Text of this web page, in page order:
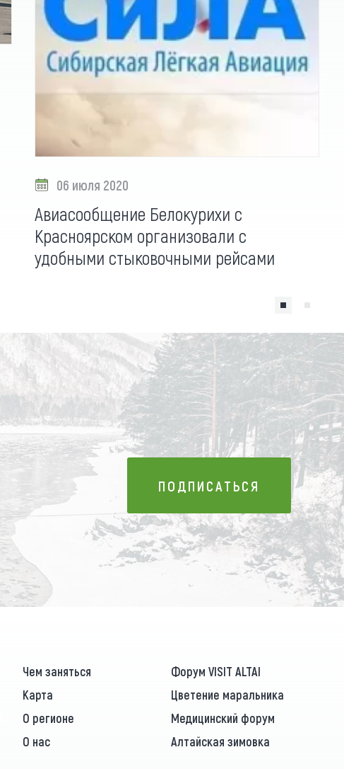
06 июля 2020
Авиасообщение Белокурихи с
Красноярском организовали с
удобными стыковочными рейсами
ПОДПИСАТЬСЯ
ПОДПИСАТЬСЯ
Чем заняться
Форум VISIT ALTAI
Карта
Цветение маральника
О регионе
Медицинский форум
О нас Алтайская зимовка